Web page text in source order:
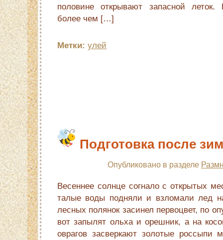
половине открывают запасной леток.
более чем […]
Метки: улей
Подготовка после
Опубликовано в разделе
Весеннее солнце согнало с открытых
талые воды подняли и взломали лед
лесных полянок засинел первоц­вет, по
вот запылят ольха и ореш­ник, а на
оврагов засверкают зо­лотые россыпи